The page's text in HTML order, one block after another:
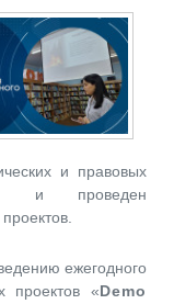
и правовых
и проведен
ежегодного
проектов «Demo